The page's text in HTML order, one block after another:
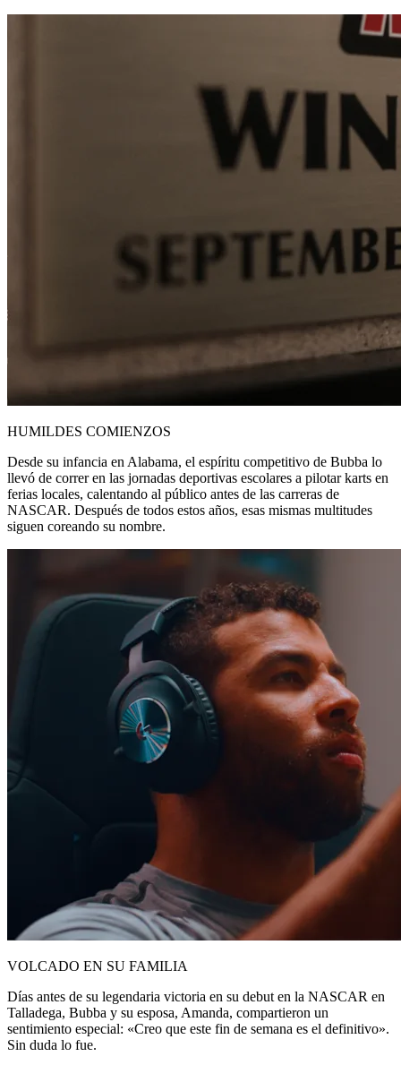
HUMILDES COMIENZOS
Desde su infancia en Alabama, el espíritu competitivo de Bubba lo
llevó de correr en las jornadas deportivas escolares a pilotar karts en
ferias locales, calentando al público antes de las carreras de
NASCAR. Después de todos estos años, esas mismas multitudes
siguen coreando su nombre.
VOLCADO EN SU FAMILIA
Días antes de su legendaria victoria en su debut en la NASCAR en
Talladega, Bubba y su esposa, Amanda, compartieron un
sentimiento especial: «Creo que este fin de semana es el definitivo».
Sin duda lo fue.